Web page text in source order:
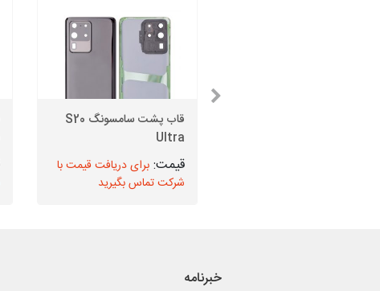
قاب پشت سامسونگ S20
Ultra
برای دریافت قیمت با
شرکت تماس بگیرید
خبرنامه